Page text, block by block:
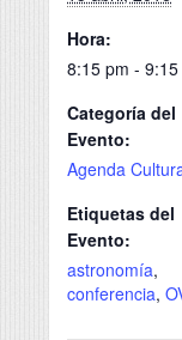
Hora:
8:15 pm - 9:15
Categoría del
Evento:
Agenda
Etiquetas del
Evento:
astronomía,
conferencia,